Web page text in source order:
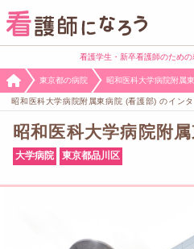
看護学生・新卒看護師のため
東京都の病院 昭和医科大学病院附属
昭和医科大学病院附属東病院 (看護部) のイン
昭和医科大学病院附
大学病院 東京都品川区